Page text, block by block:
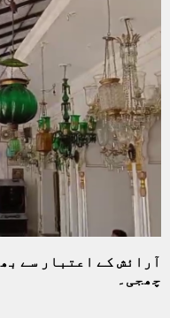
آرائش کے اعتبار سے
چھجی۔